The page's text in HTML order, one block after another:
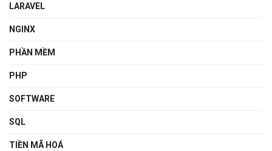
LARAVEL
NGINX
PHẦN MỀM
PHP
SOFTWARE
SQL
TIỀN MÃ HOÁ